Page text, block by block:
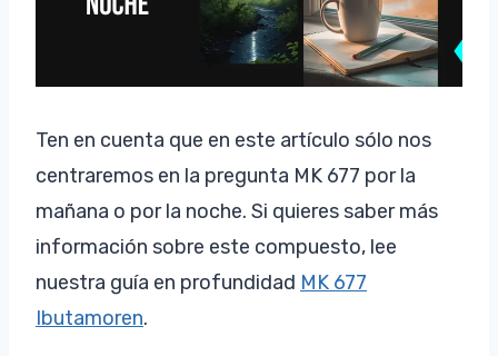
Ten en cuenta que en este artículo sólo nos
centraremos en la pregunta MK 677 por la
mañana o por la noche. Si quieres saber más
información sobre este compuesto, lee
nuestra guía en profundidad MK 677
Ibutamoren.